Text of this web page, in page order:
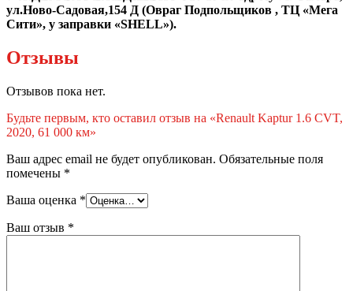
ул.Ново-Садовая,154 Д (Овраг Подпольщиков , ТЦ «Мега
Сити», у заправки «SНЕLL»).
Отзывы
Отзывов пока нет.
Будьте первым, кто оставил отзыв на «Renault Kaptur 1.6 CVT,
2020, 61 000 км»
Ваш адрес email не будет опубликован. Обязательные поля
помечены *
Ваша оценка *
Ваш отзыв *